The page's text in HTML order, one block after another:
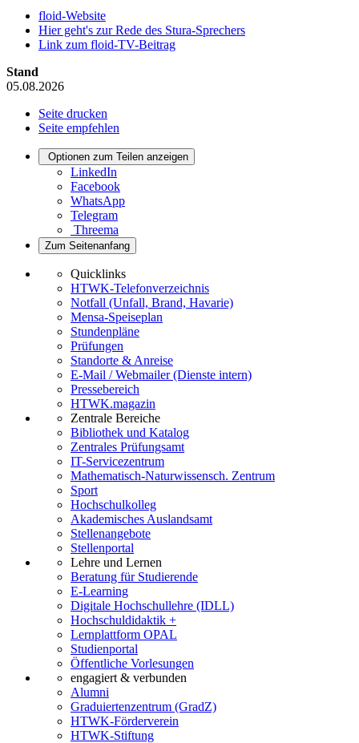
floid-Website
Hier geht's zur Rede des Stura-Sprechers
Link zum floid-TV-Beitrag
Stand
05.08.2026
Seite drucken
Seite empfehlen
Optionen zum Teilen anzeigen
LinkedIn
Facebook
WhatsApp
Telegram
Threema
Zum Seitenanfang
Quicklinks
HTWK-Telefonverzeichnis
Notfall (Unfall, Brand, Havarie)
Mensa-Speiseplan
Stundenpläne
Prüfungen
Standorte & Anreise
E-Mail / Webmailer (Dienste intern)
Pressebereich
HTWK.magazin
Zentrale Bereiche
Bibliothek und Katalog
Zentrales Prüfungsamt
IT-Servicezentrum
Mathematisch-Naturwissensch. Zentrum
Sport
Hochschulkolleg
Akademisches Auslandsamt
Stellenangebote
Stellenportal
Lehre und Lernen
Beratung für Studierende
E-Learning
Digitale Hochschullehre (IDLL)
Hochschuldidaktik +
Lernplattform OPAL
Studienportal
Öffentliche Vorlesungen
engagiert & verbunden
Alumni
Graduiertenzentrum (GradZ)
HTWK-Förderverein
HTWK-Stiftung